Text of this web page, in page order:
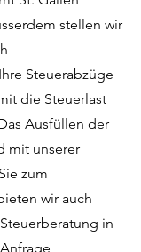
stellen wir
Steuerabzüge
die Steuerlast
Ausfüllen der
mit unserer
zum
wir auch
in